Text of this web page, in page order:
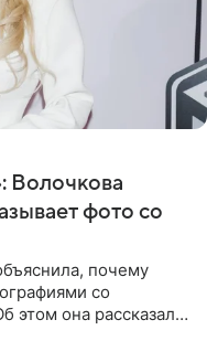
Волочкова
фото со
почему
со
этом она рассказала